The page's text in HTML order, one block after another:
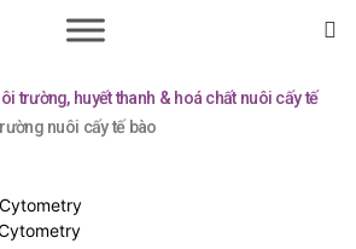
trường, huyết thanh & hoá chất nuôi cấy tế
nuôi cấy tế bào